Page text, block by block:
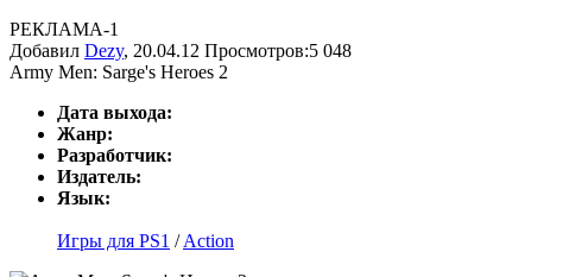
РЕКЛАМА-1
Добавил Dezy, 20.04.12 Просмотров:5 048
Army Men: Sarge's Heroes 2
Дата выхода:
Жанр:
Разработчик:
Издатель:
Язык:
Игры для PS1 /Action